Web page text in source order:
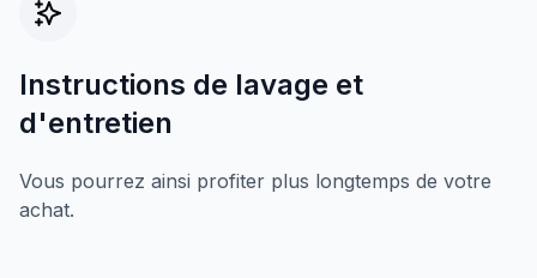
Instructions de lavage et
d'entretien
Vous pourrez ainsi profiter plus longtemps de votre
achat.